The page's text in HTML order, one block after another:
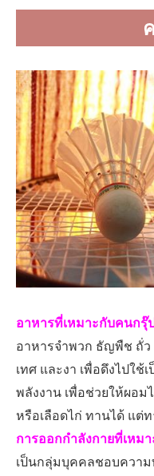
อาหารที่เหมาะกับคนกรุ๊
อาหารจำพวก ธัญพืช ถั่ว
เทศ และงา เพื่อดึงไปใช้
พลังงาน เพื่อช่วยให้ผอม
หรือเลือดไก่ ทานได้ แต่
การออกกำลังกายที่เหม
เป็นกลุ่มบุคคลชอบควา